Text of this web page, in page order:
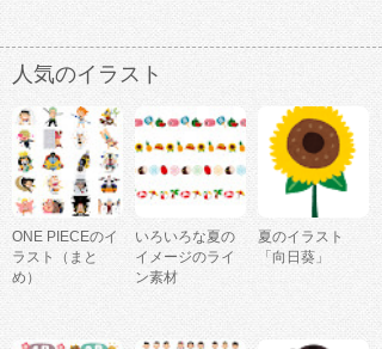
人気のイラスト
ONE PIECEのイ
ラスト（まと
め）
いろいろな夏の
イメージのライ
ン素材
夏のイラスト
「向日葵」